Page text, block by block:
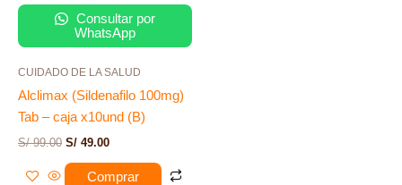
Consultar por
WhatsApp
CUIDADO DE LA SALUD
Alclimax (Sildenafilo 100mg)
Tab – caja x10und (B)
S/99.00 S/ 49.00
Comprar